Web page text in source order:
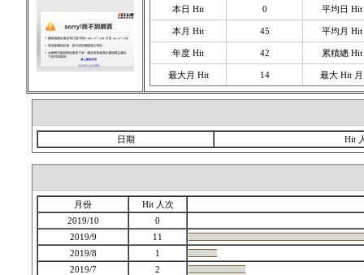
本日 Hit
0 平均日 Hit
本月 Hit 45 平均月 Hit
年度 Hit 42 累積總 Hit
最大月 Hit 14 最大 Hit 月
日期 Hit
月份
Hit 人次
2019/10
0
2019/9
11
2019/8
1
2019/7
2